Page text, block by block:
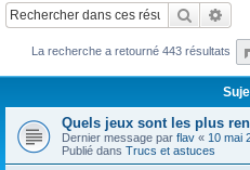
La recherche a retourné 443 résultats
Quels jeux sont les plus
Dernier message par flav « 10 mai
Publié dans Trucs et astuces